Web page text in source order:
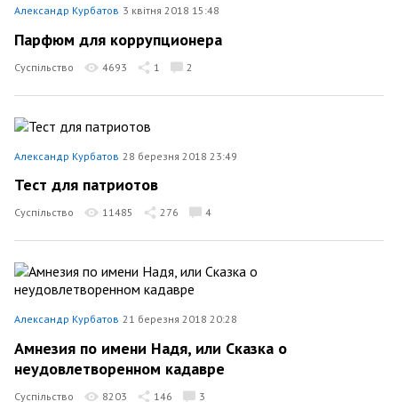
Александр Курбатов 3 квітня 2018 15:48
Парфюм для коррупционера
Суспільство 4693 1 2
Александр Курбатов 28 березня 2018 23:49
Тест для патриотов
Суспільство 11485 276 4
Александр Курбатов 21 березня 2018 20:28
Амнезия по имени Надя, или Сказка о
неудовлетворенном кадавре
Суспільство 8203 146 3